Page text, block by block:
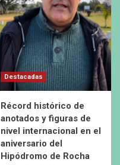
Destacadas
Récord histórico de
anotados y figuras de
nivel internacional en el
aniversario del
Hipódromo de Rocha